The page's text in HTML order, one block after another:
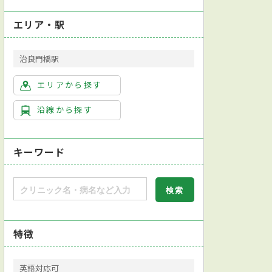
エリア・駅
治良門橋駅
エリアから探す
沿線から探す
キーワード
特徴
英語対応可